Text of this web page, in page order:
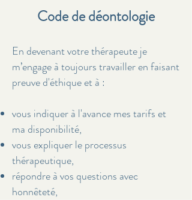
Code de déontologie
En devenant votre thérapeute je
m’engage à toujours travailler en faisant
preuve d'éthique et à :
vous indiquer à l'avance mes tarifs et
ma disponibilité,
vous expliquer le processus
thérapeutique,
répondre à vos questions avec
honnêteté,